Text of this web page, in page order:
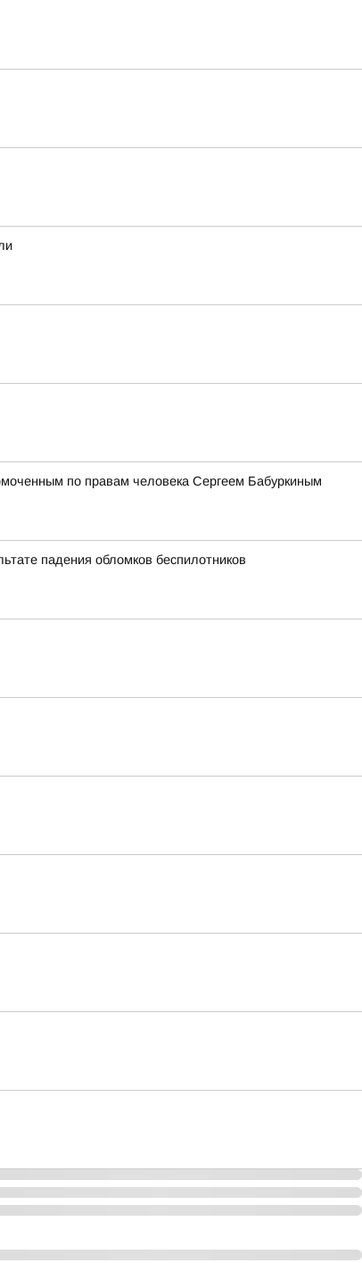
по правам человека Сергеем Бабуркиным
падения обломков беспилотников